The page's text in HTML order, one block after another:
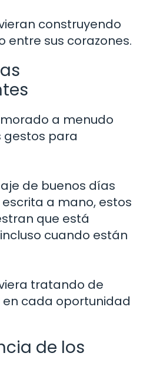
construyendo
entre sus corazones.
a menudo
gestos para
de buenos días
a mano, estos
que está
cuando están
tratando de
cada oportunidad
de los